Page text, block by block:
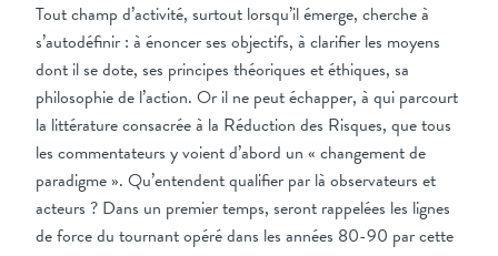
Tout champ d’activité, surtout lorsqu’il émerge, cherche à
s’autodéfinir : à énoncer ses objectifs, à clarifier les moyens
dont il se dote, ses principes théoriques et éthiques, sa
philosophie de l’action. Or il ne peut échapper, à qui parcourt
la littérature consacrée à la Réduction des Risques, que tous
les commentateurs y voient d’abord un « changement de
paradigme ». Qu’entendent qualifier par là observateurs et
acteurs ? Dans un premier temps, seront rappelées les lignes
de force du tournant opéré dans les années 80-90 par cette